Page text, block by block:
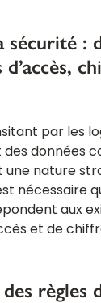
sécurité :
par les
des données
une nature
nécessaire
aux
et de
règles